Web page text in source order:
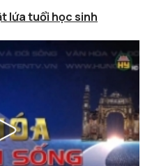
lứa tuổi học sinh